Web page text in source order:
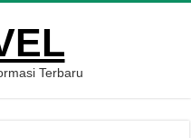
Terbaru